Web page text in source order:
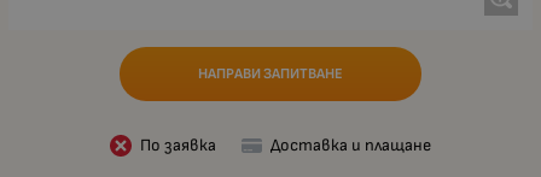
НАПРАВИ ЗАПИТВАНЕ
По заявка Доставка и плащане